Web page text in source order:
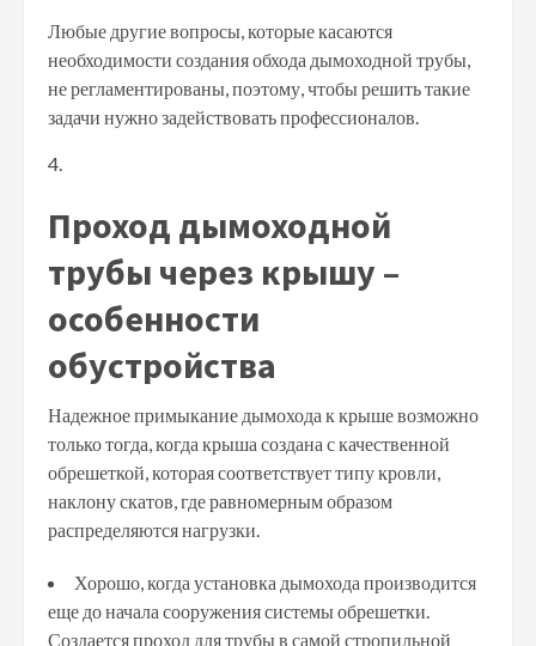
Любые другие вопросы, которые касаются
необходимости создания обхода дымоходной трубы,
не регламентированы, поэтому, чтобы решить такие
задачи нужно задействовать профессионалов.
4.
Проход дымоходной
трубы через крышу –
особенности
обустройства
Надежное примыкание дымохода к крыше возможно
только тогда, когда крыша создана с качественной
обрешеткой, которая соответствует типу кровли,
наклону скатов, где равномерным образом
распределяются нагрузки.
Хорошо, когда установка дымохода производится
еще до начала сооружения системы обрешетки.
Создается проход для трубы в самой стропильной